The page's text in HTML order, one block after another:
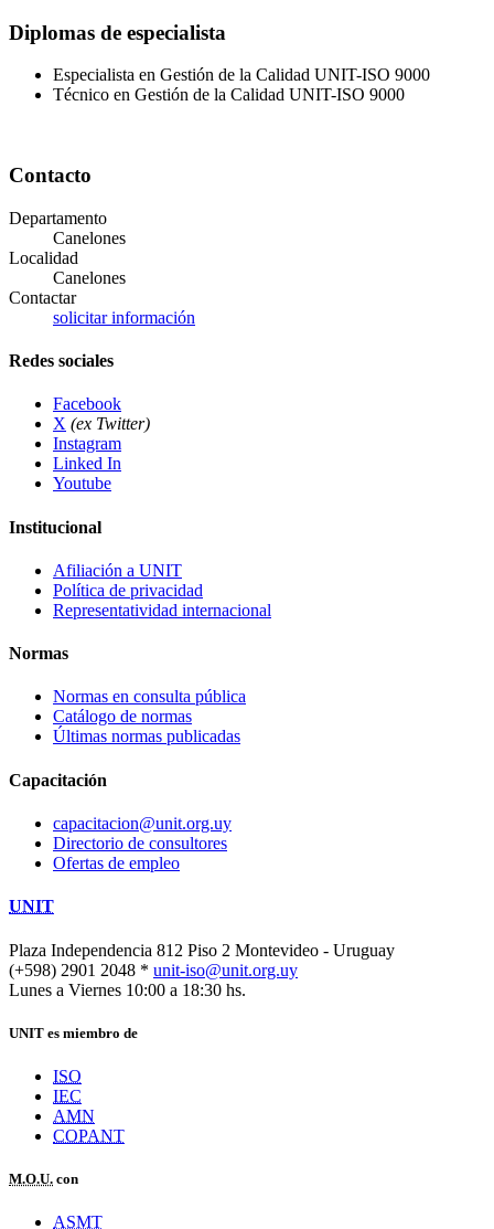
Diplomas de especialista
Especialista en Gestión de la Calidad UNIT-ISO 9000
Técnico en Gestión de la Calidad UNIT-ISO 9000
Contacto
Departamento
Canelones
Localidad
Canelones
Contactar
solicitar información
Redes sociales
Facebook
X (ex Twitter)
Instagram
Linked In
Youtube
Institucional
Afiliación a UNIT
Política de privacidad
Representatividad internacional
Normas
Normas en consulta pública
Catálogo de normas
Últimas normas publicadas
Capacitación
capacitacion@unit.org.uy
Directorio de consultores
Ofertas de empleo
UNIT
Plaza Independencia 812 Piso 2 Montevideo - Uruguay
(+598) 2901 2048 * unit-iso@unit.org.uy
Lunes a Viernes 10:00 a 18:30 hs.
UNIT es miembro de
ISO
IEC
AMN
COPANT
M.O.U. con
ASMT